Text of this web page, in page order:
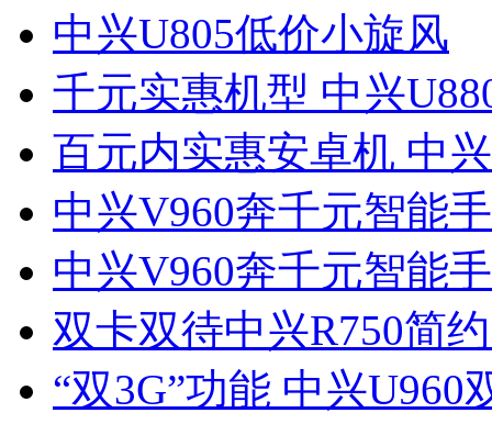
中兴U805低价小旋风
千元实惠机型 中兴
百元内实惠安卓机 中
中兴V960奔千元智能
中兴V960奔千元智能
双卡双待中兴R750简
“双3G”功能 中兴U960